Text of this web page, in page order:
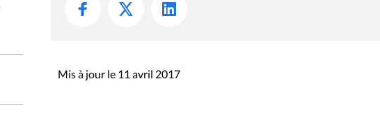
Mis à jour le 11 avril 2017